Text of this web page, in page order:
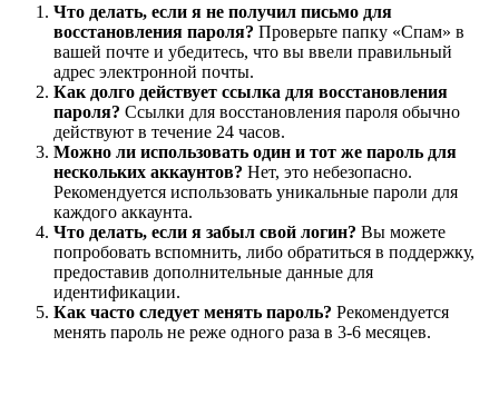
Что делать, если я не получил письмо для
восстановления пароля? Проверьте папку «Спам» в
вашей почте и убедитесь, что вы ввели правильный
адрес электронной почты.
Как долго действует ссылка для восстановления
пароля? Ссылки для восстановления пароля обычно
действуют в течение 24 часов.
Можно ли использовать один и тот же пароль для
нескольких аккаунтов? Нет, это небезопасно.
Рекомендуется использовать уникальные пароли для
каждого аккаунта.
Что делать, если я забыл свой логин? Вы можете
попробовать вспомнить, либо обратиться в поддержку,
предоставив дополнительные данные для
идентификации.
Как часто следует менять пароль? Рекомендуется
менять пароль не реже одного раза в 3-6 месяцев.